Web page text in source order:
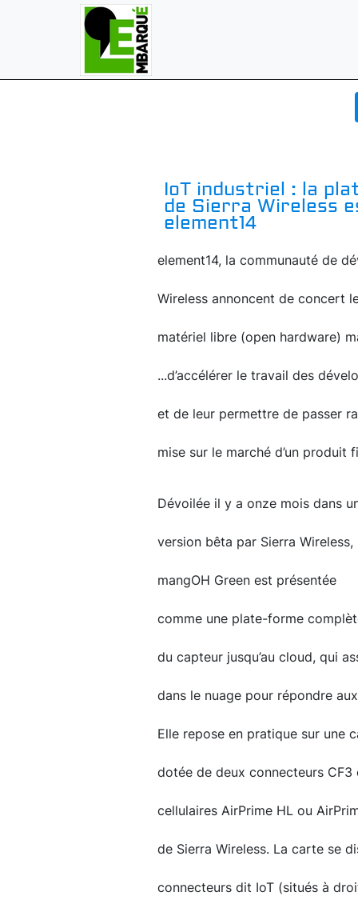
IoT industriel : la
de Sierra Wireless
element14
element14, la communauté de
Wireless annoncent de concert
matériel libre (open hardware)
...d’accélérer le travail des
et de leur permettre de passer
mise sur le marché d’un produit
Dévoilée il y a onze mois dans
version bêta par Sierra Wireless,
mangOH Green est présentée
comme une plate-forme
du capteur jusqu’au cloud, qui
dans le nuage pour répondre
Elle repose en pratique sur une
dotée de deux connecteurs
cellulaires AirPrime HL ou
de Sierra Wireless. La carte se
connecteurs dit IoT (situés à